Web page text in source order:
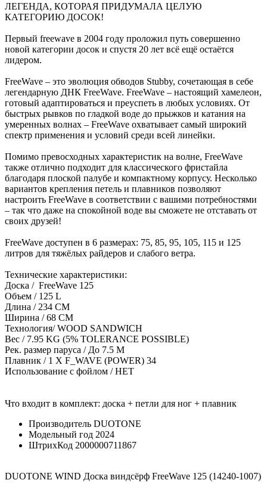
ЛЕГЕНДА, КОТОРАЯ ПРИДУМАЛА ЦЕЛУЮ
КАТЕГОРИЮ ДОСОК!
Первый freewave в 2004 году проложил путь совершенно
новой категории досок и спустя 20 лет всё ещё остаётся
лидером.
FreeWave – это эволюция обводов Stubby, сочетающая в себе
легендарную ДНК FreeWave. FreeWave – настоящий хамелеон,
готовый адаптироваться и преуспеть в любых условиях. От
быстрых рывков по гладкой воде до прыжков и катания на
умеренных волнах – FreeWave охватывает самый широкий
спектр применения и условий среди всей линейки.
Помимо превосходных характеристик на волне, FreeWave
также отлично подходит для классического фристайла
благодаря плоской палубе и компактному корпусу. Несколько
вариантов крепления петель и плавников позволяют
настроить FreeWave в соответствии с вашими потребностями
– так что даже на спокойной воде вы сможете не отставать от
своих друзей!
FreeWave доступен в 6 размерах: 75, 85, 95, 105, 115 и 125
литров для тяжёлых райдеров и слабого ветра.
Технические характеристики:
Доска / FreeWave 125
Объем / 125 L
Длина / 234 CM
Ширина / 68 CM
Технология/ WOOD SANDWICH
Вес / 7.95 KG (5% TOLERANCE POSSIBLE)
Рек. размер паруса / До 7.5 M
Плавник / 1 X F_WAVE (POWER) 34
Использование с фойлом / НЕТ
Что входит в комплект: доска + петли для ног + плавник
Производитель DUOTONE
Модельный год 2024
ШтрихКод 2000000711867
DUOTONE WIND Доска виндсёрф FreeWave 125 (14240-1007)